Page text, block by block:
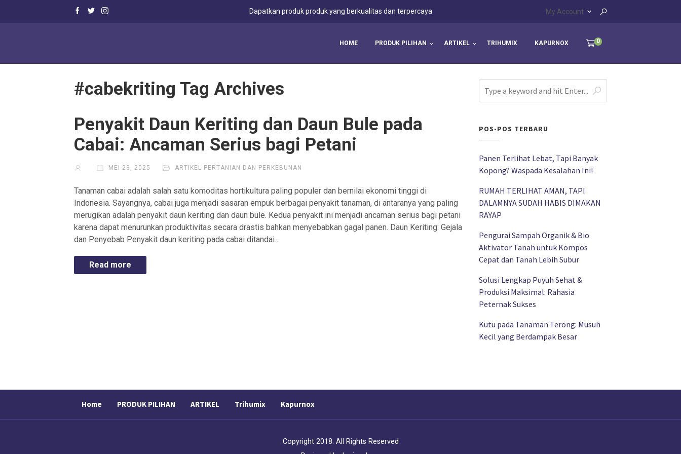
Dapatkan produk produk yang berkualitas dan terpercaya My Account
HOME PRODUK PILIHAN ARTIKEL TRIHUMIX KAPURNOX 0
#cabekriting Tag Archives
Penyakit Daun Keriting dan Daun Bule pada
Cabai: Ancaman Serius bagi Petani
MEI 23, 2025 ARTIKEL PERTANIAN DAN PERKEBUNAN
Tanaman cabai adalah salah satu komoditas hortikultura paling populer dan bernilai ekonomi tinggi di
Indonesia. Sayangnya, cabai juga menjadi sasaran empuk berbagai penyakit tanaman, di antaranya yang paling
merugikan adalah penyakit daun keriting dan daun bule. Kedua penyakit ini menjadi ancaman serius bagi petani
karena dapat menurunkan produktivitas secara drastis bahkan menyebabkan gagal panen. Daun Keriting: Gejala
dan Penyebab Penyakit daun keriting pada cabai ditandai…
Read more
POS-POS TERBARU
Panen Terlihat Lebat, Tapi Banyak
Kopong? Waspada Kesalahan Ini!
RUMAH TERLIHAT AMAN, TAPI
DALAMNYA SUDAH HABIS DIMAKAN
RAYAP
Pengurai Sampah Organik & Bio
Aktivator Tanah untuk Kompos
Cepat dan Tanah Lebih Subur
Solusi Lengkap Puyuh Sehat &
Produksi Maksimal: Rahasia
Peternak Sukses
Kutu pada Tanaman Terong: Musuh
Kecil yang Berdampak Besar
Home PRODUK PILIHAN ARTIKEL Trihumix Kapurnox
Copyright 2018. All Rights Reserved